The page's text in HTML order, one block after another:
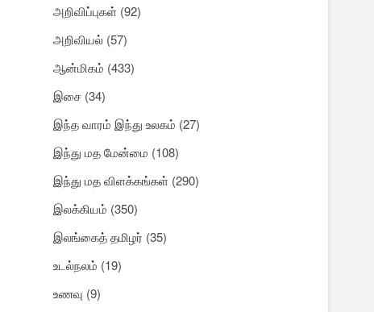
அறிவிப்புகள் (92)
அறிவியல் (57)
ஆன்மிகம் (433)
இசை (34)
இந்த வாரம் இந்து உலகம் (27)
இந்து மத மேன்மை (108)
இந்து மத விளக்கங்கள் (290)
இலக்கியம் (350)
இலங்கைத் தமிழர் (35)
உடல்நலம் (19)
உணவு (9)